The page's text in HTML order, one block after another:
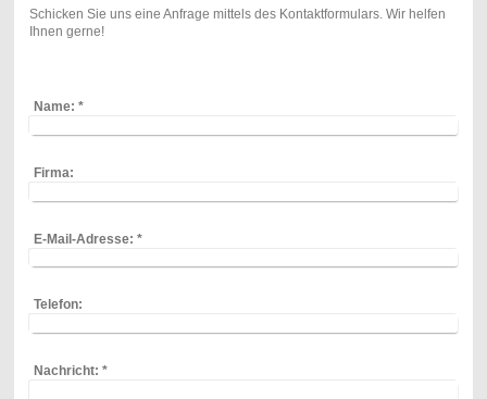
Schicken Sie uns eine Anfrage mittels des Kontaktformulars. Wir helfen
Ihnen gerne!
Name: *
Firma:
E-Mail-Adresse: *
Telefon:
Nachricht: *